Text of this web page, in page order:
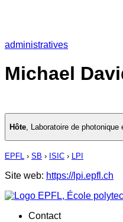
administratives
Michael
Hôte, Laboratoire de photonique
EPFL › SB › ISIC › LPI
Site web: https://lpi.epfl.ch
Contact